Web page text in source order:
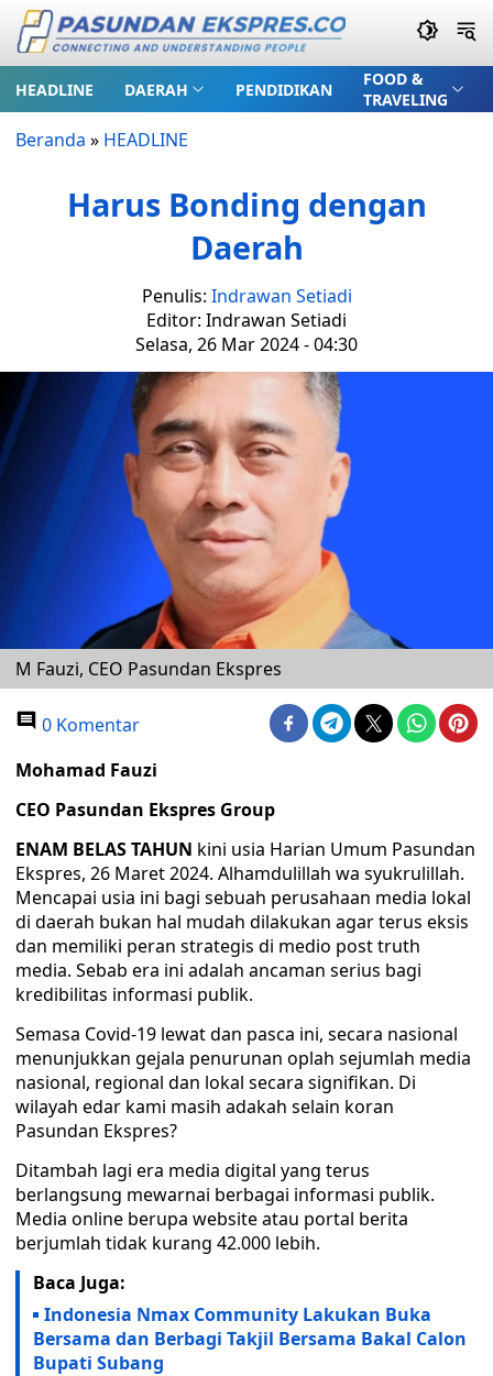
HEADLINE DAERAH PENDIDIKAN
FOOD &
TRAVELING
Beranda » HEADLINE
Harus Bonding dengan
Daerah
Penulis: Indrawan Setiadi
Editor: Indrawan Setiadi
Selasa, 26 Mar 2024 - 04:30
M Fauzi, CEO Pasundan Ekspres
0 Komentar
Mohamad Fauzi
CEO Pasundan Ekspres Group
ENAM BELAS TAHUN kini usia Harian Umum Pasundan
Ekspres, 26 Maret 2024. Alhamdulillah wa syukrulillah.
Mencapai usia ini bagi sebuah perusahaan media lokal
di daerah bukan hal mudah dilakukan agar terus eksis
dan memiliki peran strategis di medio post truth
media. Sebab era ini adalah ancaman serius bagi
kredibilitas informasi publik.
Semasa Covid-19 lewat dan pasca ini, secara nasional
menunjukkan gejala penurunan oplah sejumlah media
nasional, regional dan lokal secara signifikan. Di
wilayah edar kami masih adakah selain koran
Pasundan Ekspres?
Ditambah lagi era media digital yang terus
berlangsung mewarnai berbagai informasi publik.
Media online berupa website atau portal berita
berjumlah tidak kurang 42.000 lebih.
Baca Juga:
Indonesia Nmax Community Lakukan Buka
Bersama dan Berbagi Takjil Bersama Bakal Calon
Bupati Subang